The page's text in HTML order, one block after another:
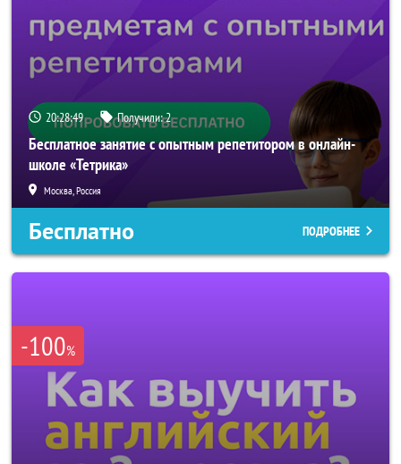
20:28:47 Получили:2
Бесплатное занятие с опытным репетитором в онлайн-
школе «Тетрика»
Москва, Россия
Бесплатно ПОДРОБНЕЕ
-100%